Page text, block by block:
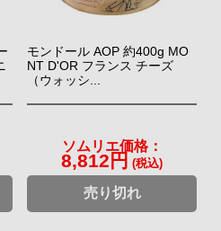
ドは、厳選した原料を使い、伝統
います。世界の三ツ星レストラン
、マスタードです。
、ビールやワインのおつまみと
沢なのに、こんにゃくなので罪
缶詰です。
モンドール AOP 約400g MO
NT D'OR フランス チーズ
（ウォッシ...
ソムリエ価格：
8,812円 (税込)
売り切れ